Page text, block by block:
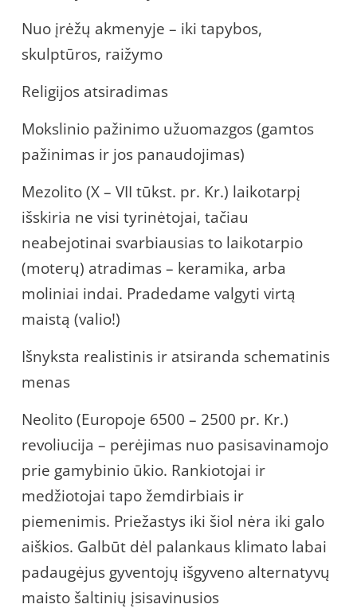
Nuo įrėžų akmenyje – iki tapybos,
skulptūros, raižymo
Religijos atsiradimas
Mokslinio pažinimo užuomazgos (gamtos
pažinimas ir jos panaudojimas)
Mezolito (X – VII tūkst. pr. Kr.) laikotarpį
išskiria ne visi tyrinėtojai, tačiau
neabejotinai svarbiausias to laikotarpio
(moterų) atradimas – keramika, arba
moliniai indai. Pradedame valgyti virtą
maistą (valio!)
Išnyksta realistinis ir atsiranda schematinis
menas
Neolito (Europoje 6500 – 2500 pr. Kr.)
revoliucija – perėjimas nuo pasisavinamojo
prie gamybinio ūkio. Rankiotojai ir
medžiotojai tapo žemdirbiais ir
piemenimis. Priežastys iki šiol nėra iki galo
aiškios. Galbūt dėl palankaus klimato labai
padaugėjus gyventojų išgyveno alternatyvų
maisto šaltinių įsisavinusios